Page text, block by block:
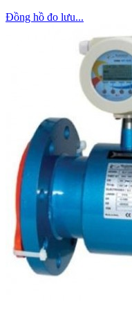
Đồng hồ đo lưu...